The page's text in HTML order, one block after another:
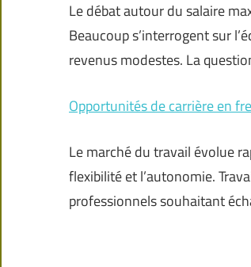
Le débat autour du salaire
Beaucoup s’interrogent sur
revenus modestes. La
Opportunités de carrière en
Le marché du travail évolue
flexibilité et l’autonomie.
professionnels souhaitant